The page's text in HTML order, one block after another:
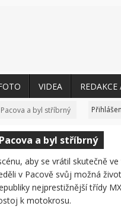
VIDEA REDAKCE
a byl stříbrný
a byl stříbrný
aby se vrátil skutečně ve
v Pacově svůj možná
nejprestižnější třídy
k motokrosu.